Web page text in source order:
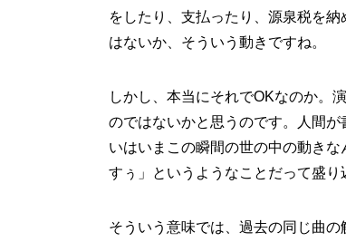
をしたり、支払ったり、源泉税を
はないか、そういう動きですね。
しかし、本当にそれでOKなのか。
のではないかと思うのです。人間
いはいまこの瞬間の世の中の動き
すぅ」というようなことだって盛り
そういう意味では、過去の同じ曲